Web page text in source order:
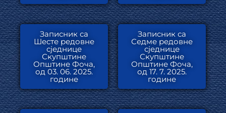
Записник са
Шесте редовне
сједнице
Скупштине
Општине Фоча,
од 03. 06. 2025.
године
Записник са
Седме редовне
сједнице
Скупштине
Општине Фоча,
од 17. 7. 2025.
године